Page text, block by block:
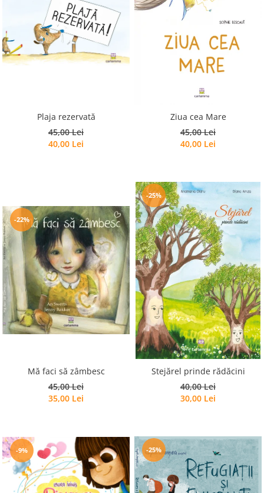
Plaja rezervată
45,00 Lei
40,00 Lei
Ziua cea Mare
45,00 Lei
40,00 Lei
-22%
Mă faci să zâmbesc
45,00 Lei
35,00 Lei
-25%
Stejărel prinde rădăcini
40,00 Lei
30,00 Lei
-9% -25%